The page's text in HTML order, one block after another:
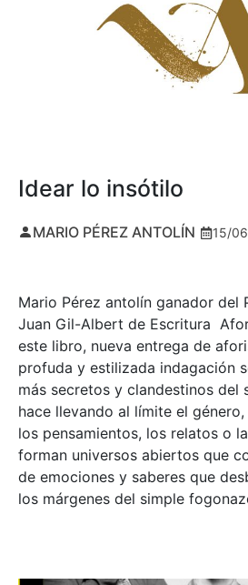
Idear lo insótilo
MARIO PÉREZ ANTOLÍN 15/
Mario Pérez antolín ganador del
Juan Gil-Albert de Escritura
este libro, nueva entrega de
profuda y estilizada indagación
más secretos y clandestinos del
hace llevando al límite el
los pensamientos, los relatos o
forman universos abiertos que
de emociones y saberes que
los márgenes del simple